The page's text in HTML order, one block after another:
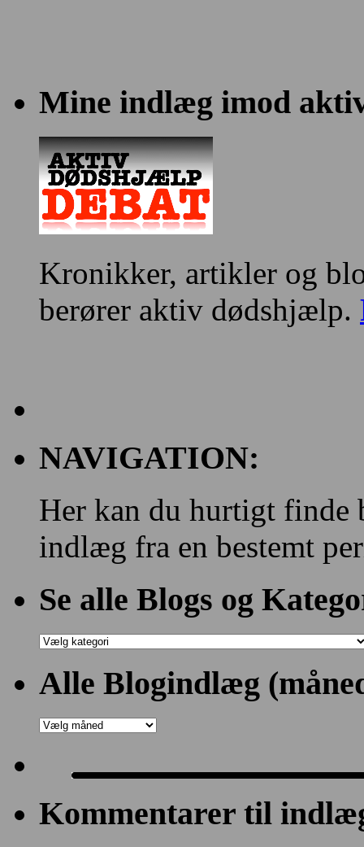
Mine indlæg imod
Kronikker, artikler og
berører aktiv dødshjælp.
NAVIGATION:
Her kan du hurtigt finde
indlæg fra en bestemt
Se alle Blogs og
Se
Blogs
og
Kategorier:
Alle Blogindlæg
Alle
Kommentarer til